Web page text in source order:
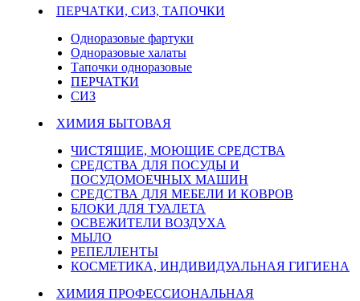
ПЕРЧАТКИ, СИЗ, ТАПОЧКИ
Одноразовые фартуки
Одноразовые халаты
Тапочки одноразовые
ПЕРЧАТКИ
СИЗ
ХИМИЯ БЫТОВАЯ
ЧИСТЯЩИЕ, МОЮЩИЕ СРЕДСТВА
СРЕДСТВА ДЛЯ ПОСУДЫ И
ПОСУДОМОЕЧНЫХ МАШИН
СРЕДСТВА ДЛЯ МЕБЕЛИ И КОВРОВ
БЛОКИ ДЛЯ ТУАЛЕТА
ОСВЕЖИТЕЛИ ВОЗДУХА
МЫЛО
РЕПЕЛЛЕНТЫ
КОСМЕТИКА, ИНДИВИДУАЛЬНАЯ ГИГИЕНА
ХИМИЯ ПРОФЕССИОНАЛЬНАЯ